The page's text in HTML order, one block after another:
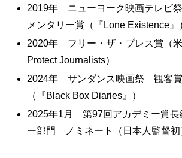
2019年 ニューヨーク映画テレビ
メンタリー賞（『Lone Existence』
2020年 フリー・ザ・プレス賞（
Protect Journalists）
2024年 サンダンス映画祭 観客賞
（『Black Box Diaries』）
2025年1月 第97回アカデミー賞長
ー部門 ノミネート（日本人監督初